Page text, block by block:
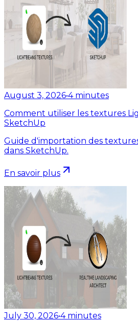
August 3, 2026•4 minutes
Comment utiliser les textures
SketchUp
Guide d'importation des
dans SketchUp.
En savoir plus
July 30, 2026•4 minutes